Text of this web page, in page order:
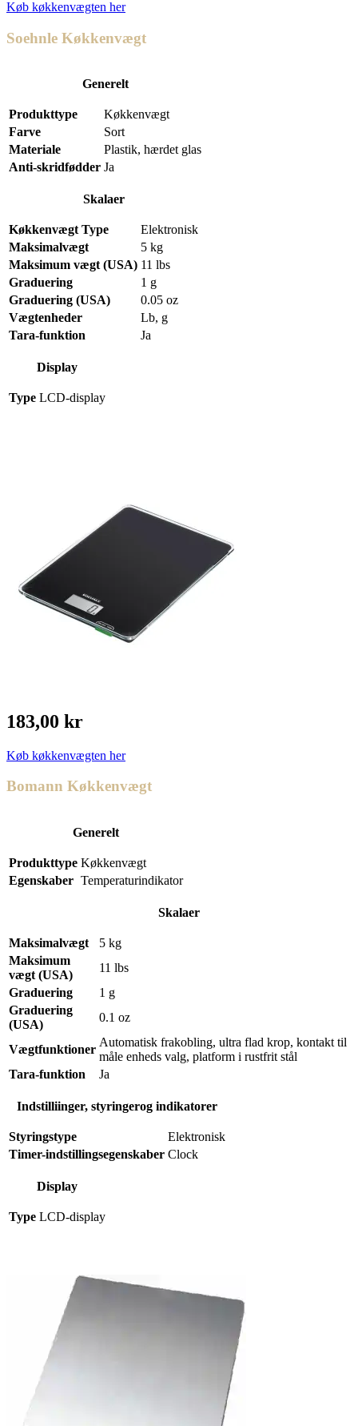
Køb køkkenvægten her
Soehnle Køkkenvægt
Generelt
Produkttype
Køkkenvægt
Farve
Sort
Materiale
Plastik, hærdet glas
Anti-skridfødder Ja
Skalaer
Køkkenvægt Type
Elektronisk
Maksimalvægt
5 kg
Maksimum vægt (USA) 11 lbs
Graduering
1 g
Graduering (USA)
0.05 oz
Vægtenheder
Lb, g
Tara-funktion
Ja
Display
Type LCD-display
183,00 kr
Køb køkkenvægten her
Bomann Køkkenvægt
Generelt
Produkttype Køkkenvægt
Egenskaber Temperaturindikator
Skalaer
Maksimalvægt
5 kg
Maksimum
vægt (USA)
11 lbs
Graduering
1 g
Graduering
(USA)
0.1 oz
Vægtfunktioner
Automatisk frakobling, ultra flad krop, kontakt til
måle enheds valg, platform i rustfrit stål
Tara-funktion
Ja
Indstilliinger, styringerog indikatorer
Styringstype
Elektronisk
Timer-indstillingsegenskaber Clock
Display
Type LCD-display